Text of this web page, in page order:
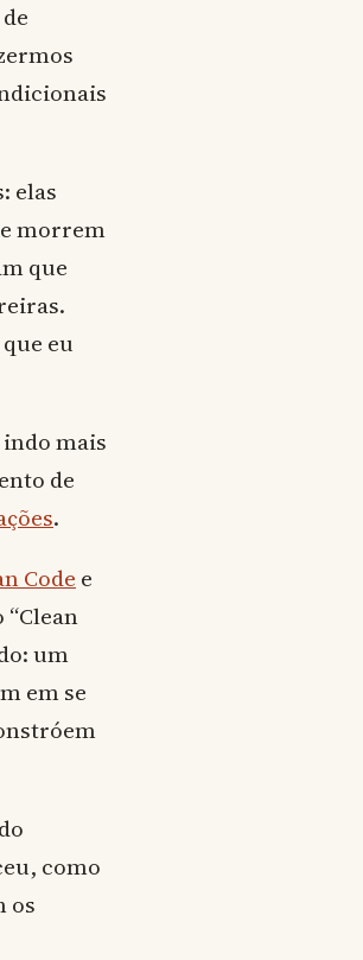
elas
morrem
que
eu
mais
de
.
Code e
um
em se
como
os